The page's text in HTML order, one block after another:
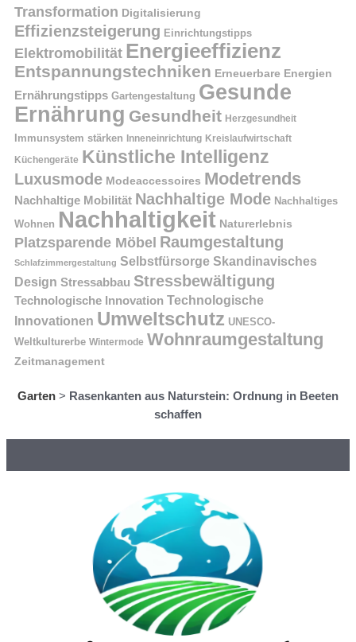
Transformation Digitalisierung
Effizienzsteigerung Einrichtungstipps
Elektromobilität Energieeffizienz
Entspannungstechniken Erneuerbare Energien
Ernährungstipps Gartengestaltung Gesunde
Ernährung Gesundheit Herzgesundheit
Immunsystem stärken Inneneinrichtung Kreislaufwirtschaft
Küchengeräte Künstliche Intelligenz
Luxusmode Modeaccessoires Modetrends
Nachhaltige Mobilität Nachhaltige Mode Nachhaltiges
Wohnen Nachhaltigkeit Naturerlebnis
Platzsparende Möbel Raumgestaltung
Schlafzimmergestaltung Selbstfürsorge Skandinavisches
Design Stressabbau Stressbewältigung
Technologische Innovation Technologische
Innovationen Umweltschutz UNESCO-
Weltkulturerbe Wintermode Wohnraumgestaltung
Zeitmanagement
Garten > Rasenkanten aus Naturstein: Ordnung in Beeten
schaffen